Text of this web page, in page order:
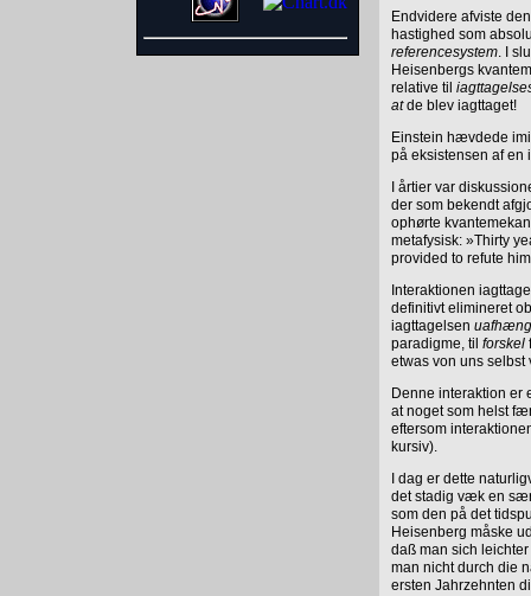
Endvidere afviste
hastighed som
referencesystem. I
Heisenbergs
relative til
atde blev iagttaget!
Einstein hævdede
på eksistensen af
I årtier var
der som bekendt
ophørte
metafysisk: »Thirty
provided to refute
Interaktionen
definitivt elimineret
iagttagelsen
paradigme, til forskel
etwas von uns
Denne interaktion er
at noget som helst
eftersom
kursiv).
I dag er dette
det stadig væk en
som den på det
Heisenberg måske
daß man sich
man nicht durch die
ersten Jahrzehnten